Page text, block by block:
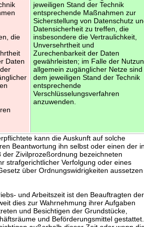
die
Daten
jeweiligen Stand der Technik
entsprechende Maßnahmen zur
Sicherstellung von Datenschutz
Datensicherheit zu treffen, die
insbesondere die Vertraulichkeit,
Unversehrtheit und
Zurechenbarkeit der Daten
gewährleisten; im Falle der
allgemein zugänglicher Netze sind
dem jeweiligen Stand der Technik
entsprechende
Verschlüsselungsverfahren
anzuwenden.
kann die Auskunft auf solche
Beantwortung ihn selbst oder einen der
der Zivilprozeßordnung bezeichneten
strafgerichtlicher Verfolgung oder eines
über Ordnungswidrigkeiten aussetzen
und Arbeitszeit ist den Beauftragten der
dies zur Wahrnehmung ihrer Aufgaben
und Besichtigen der Grundstücke,
und Beförderungsmittel gestattet.